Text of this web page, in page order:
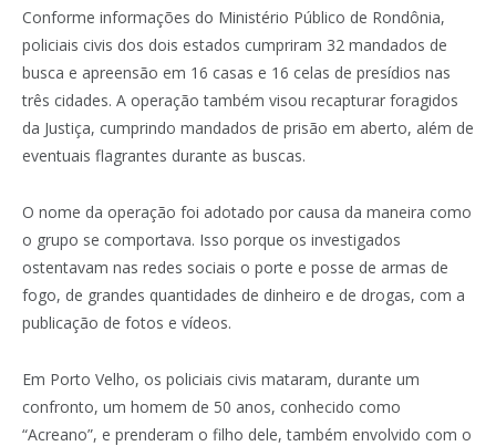
Conforme informações do Ministério Público de Rondônia,
policiais civis dos dois estados cumpriram 32 mandados de
busca e apreensão em 16 casas e 16 celas de presídios nas
três cidades. A operação também visou recapturar foragidos
da Justiça, cumprindo mandados de prisão em aberto, além de
eventuais flagrantes durante as buscas.
O nome da operação foi adotado por causa da maneira como
o grupo se comportava. Isso porque os investigados
ostentavam nas redes sociais o porte e posse de armas de
fogo, de grandes quantidades de dinheiro e de drogas, com a
publicação de fotos e vídeos.
Em Porto Velho, os policiais civis mataram, durante um
confronto, um homem de 50 anos, conhecido como
“Acreano”, e prenderam o filho dele, também envolvido com o